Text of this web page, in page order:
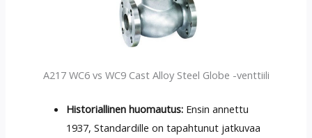
A217 WC6 vs WC9 Cast Alloy Steel Globe -venttiili
Historiallinen huomautus: Ensin annettu
1937, Standardille on tapahtunut jatkuvaa